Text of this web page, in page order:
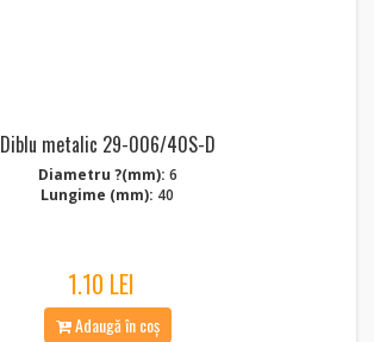
Diblu metalic 29-006/40S-D
Diametru ?(mm): 6
Lungime (mm): 40
1.10 LEI
Adaugă în coș